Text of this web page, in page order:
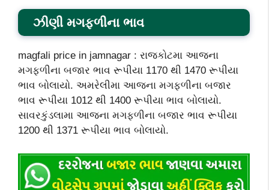
ઝીણી મગફળીના ભાવ
magfali price in jamnagar : રાજકોટમા આજના
મગફળીના બજાર ભાવ રૂપીયા 1170 થી 1470 રૂપીયા
ભાવ બોલાયો. અમરેલીમા આજના મગફળીના બજાર
ભાવ રૂપીયા 1012 થી 1400 રૂપીયા ભાવ બોલાયો.
સાવરકુંડલામા આજના મગફળીના બજાર ભાવ રૂપીયા
1200 થી 1371 રૂપીયા ભાવ બોલાયો.